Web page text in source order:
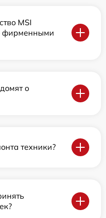
MSI
фирменными
о
техники?